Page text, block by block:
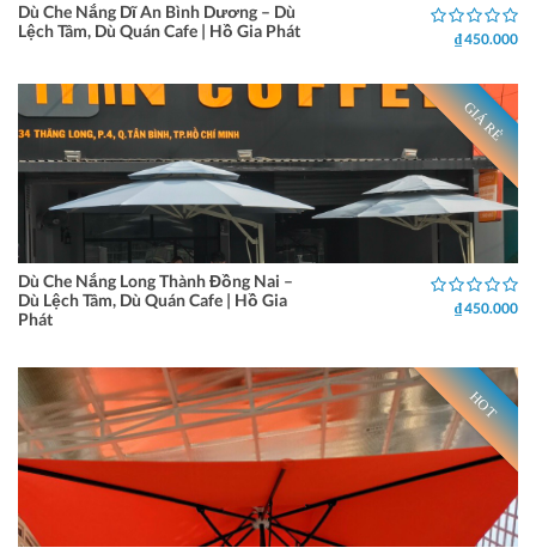
Dù Che Nắng Dĩ An Bình Dương – Dù
Lệch Tâm, Dù Quán Cafe | Hồ Gia Phát
₫ 450.000
GIÁ RẺ
Dù Che Nắng Long Thành Đồng Nai –
Dù Lệch Tâm, Dù Quán Cafe | Hồ Gia
Phát
₫ 450.000
HOT